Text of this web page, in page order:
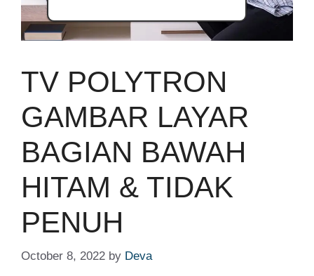
TV POLYTRON
GAMBAR LAYAR
BAGIAN BAWAH
HITAM & TIDAK
PENUH
October 8, 2022 by Deva